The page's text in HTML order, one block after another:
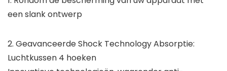
een slank ontwerp
2. Geavanceerde Shock Technology Absorptie:
Luchtkussen 4 hoeken